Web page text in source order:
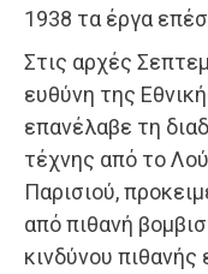
1938 τα έργα
Στις αρχές
ευθύνη της
επανέλαβε τη
τέχνης από το
Παρισιού,
από πιθανή
κινδύνου πιθανής